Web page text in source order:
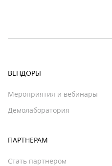
ВЕНДОРЫ
Мероприятия и вебинары
Демолаборатория
ПАРТНЕРАМ
Стать партнером